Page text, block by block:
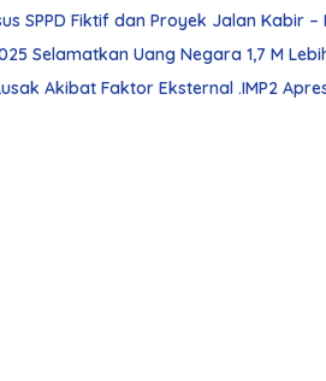
SPPD Fiktif dan Proyek Jalan Kabir
Akibat Faktor Eksternal .IMP2